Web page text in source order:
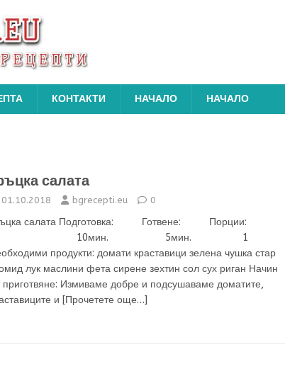
КОНТАКТИ НАЧАЛО НАЧАЛО
салата
01.10.2018 bgrecepti.eu 0
салата Подготовка: Готвене: Порции:
5мин. 1
продукти: домати краставици зелена чушка стар
лук маслини фета сирене зехтин сол сух риган Начин
приготвяне: Измиваме добре и подсушаваме доматите,
и [Прочетете още…]